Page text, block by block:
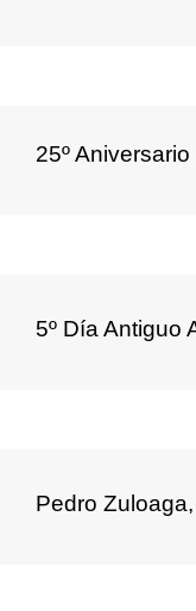
25º
5º Día Antiguo
Pedro